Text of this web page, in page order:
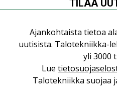
erilliset teknologiat
Puutteellinen
LEHDEN ARTIKKELIT
Kaivamattomat
TILAA
Ajankohtaista tietoa
uutisista. Talotekniikka-
yli 3000
Lue
Talotekniikka suojaa